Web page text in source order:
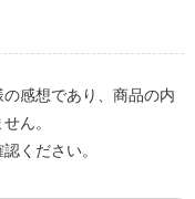
の感想であり、商品の内
ん。
ください。